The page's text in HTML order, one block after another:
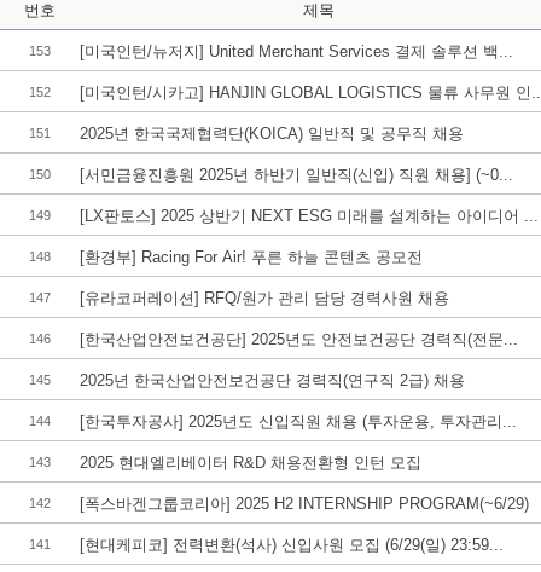
번호 제목
153 [미국인턴/뉴저지] United Merchant Services 결제 솔루션 백...
152 [미국인턴/시카고] HANJIN GLOBAL LOGISTICS 물류 사무원 인
151 2025년 한국국제협력단(KOICA) 일반직 및 공무직 채용
150 [서민금융진흥원 2025년 하반기 일반직(신입) 직원 채용] (~0...
149 [LX판토스] 2025 상반기 NEXT ESG 미래를 설계하는 아이디어 ...
148 [환경부] Racing For Air! 푸른 하늘 콘텐츠 공모전
147 [유라코퍼레이션] RFQ/원가 관리 담당 경력사원 채용
146 [한국산업안전보건공단] 2025년도 안전보건공단 경력직(전문...
145 2025년 한국산업안전보건공단 경력직(연구직 2급) 채용
144 [한국투자공사] 2025년도 신입직원 채용 (투자운용, 투자관리...
143 2025 현대엘리베이터 R&D 채용전환형 인턴 모집
142 [폭스바겐그룹코리아] 2025 H2 INTERNSHIP PROGRAM(~6/29)
141 [현대케피코] 전력변환(석사) 신입사원 모집 (6/29(일) 23:59...